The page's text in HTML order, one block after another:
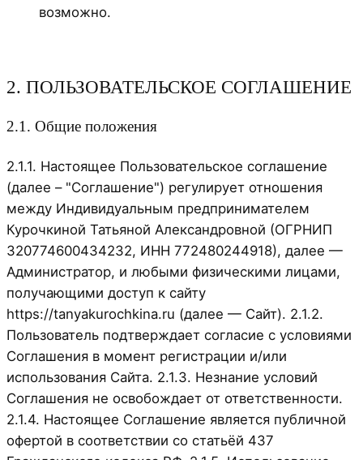
возможно.
2. ПОЛЬЗОВАТЕЛЬСКОЕ СОГЛАШЕНИЕ
2.1. Общие положения
2.1.1. Настоящее Пользовательское соглашение
(далее – "Соглашение") регулирует отношения
между Индивидуальным предпринимателем
Курочкиной Татьяной Александровной (ОГРНИП
320774600434232, ИНН 772480244918), далее —
Администратор, и любыми физическими лицами,
получающими доступ к сайту
https://tanyakurochkina.ru (далее — Сайт). 2.1.2.
Пользователь подтверждает согласие с условиями
Соглашения в момент регистрации и/или
использования Сайта. 2.1.3. Незнание условий
Соглашения не освобождает от ответственности.
2.1.4. Настоящее Соглашение является публичной
офертой в соответствии со статьёй 437